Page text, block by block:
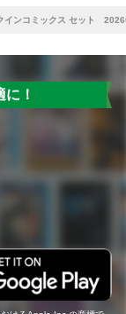
インコミックス セット
！